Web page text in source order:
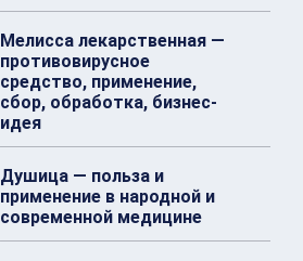
Мелисса лекарственная —
противовирусное
средство, применение,
сбор, обработка, бизнес-
идея
Душица — польза и
применение в народной и
современной медицине